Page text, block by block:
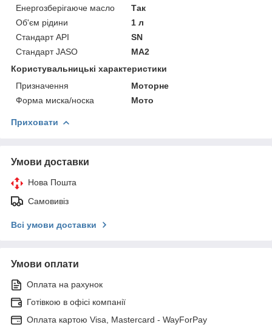
Енергозберігаюче масло
Так
Об'єм рідини
1 л
Стандарт API
SN
Стандарт JASO
MA2
Користувальницькі характеристики
Призначення
Моторне
Форма миска/носка
Мото
Приховати
Умови доставки
Нова Пошта
Самовивіз
Всі умови доставки
Умови оплати
Оплата на рахунок
Готівкою в офісі компанії
Оплата картою Visa, Mastercard - WayForPay